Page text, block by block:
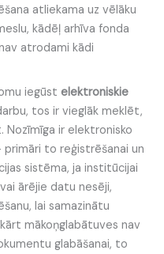
atliekama uz vēlāku
kādēļ arhīva fonda
atrodami kādi
iegūstelektroniskie
tos ir vieglāk meklēt,
ir elektronisko
to reģistrēšanai un
sistēma, ja institūcijai
ārējie datu nesēji,
lai samazinātu
mākoņglabātuves nav
glabāšanai, to